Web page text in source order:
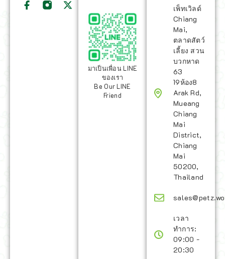
มาเป็นเพื่อน LINE
ของเรา
Be Our LINE
Friend
เพ็ทเวิลด์
Chiang
Mai,
ตลาดสัตว์
เลี้ยง สวน
บวกหาด
63
19ห้อง8
Arak Rd,
Mueang
Chiang
Mai
District,
Chiang
Mai
50200,
Thailand
เวลา
ทำการ:
09:00 -
20:30